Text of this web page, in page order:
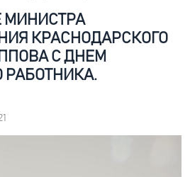
МИНИСТРА
КРАСНОДАРСКОГО
C ДНЕМ
РАБОТНИКА.